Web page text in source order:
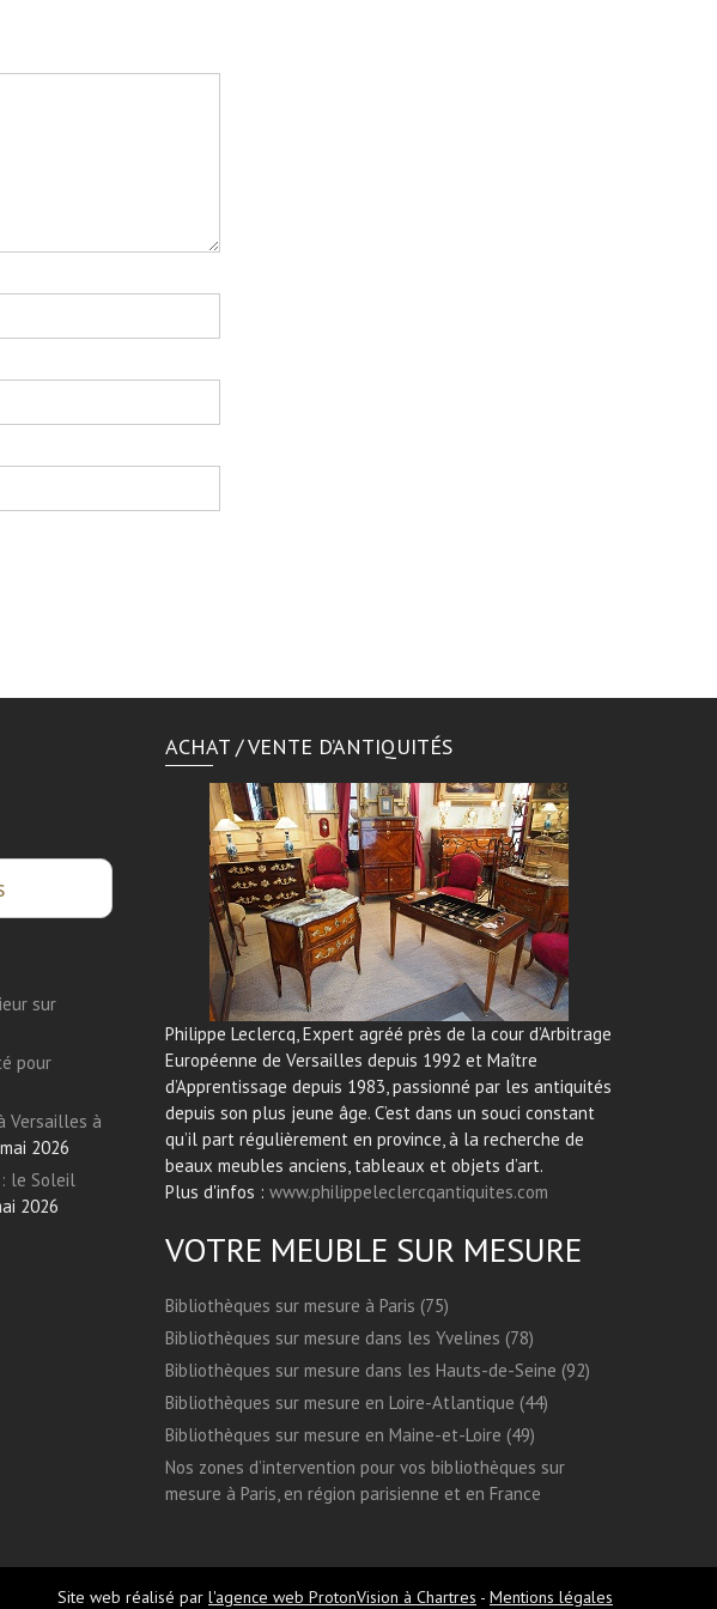
sur
pour
Versailles à
2026
le Soleil
2026
ACHAT / VENTE D’ANTIQUITÉS
Philippe Leclercq, Expert agréé près de la cour d’Arbitrage
Européenne de Versailles depuis 1992 et Maître
d’Apprentissage depuis 1983, passionné par les antiquités
depuis son plus jeune âge. C’est dans un souci constant
qu’il part régulièrement en province, à la recherche de
beaux meubles anciens, tableaux et objets d’art.
Plus d'infos : www.philippeleclercqantiquites.com
VOTRE MEUBLE SUR MESURE
Bibliothèques sur mesure à Paris (75)
Bibliothèques sur mesure dans les Yvelines (78)
Bibliothèques sur mesure dans les Hauts-de-Seine (92)
Bibliothèques sur mesure en Loire-Atlantique (44)
Bibliothèques sur mesure en Maine-et-Loire (49)
Nos zones d’intervention pour vos bibliothèques sur
mesure à Paris, en région parisienne et en France
Site web réalisé par l'agence web ProtonVision à Chartres - Mentions légales